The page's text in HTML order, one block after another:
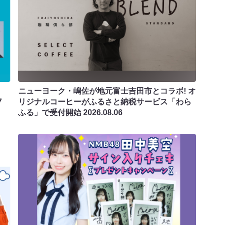
ニューヨーク・嶋佐が地元富士吉田市とコラボ! オ
リジナルコーヒーがふるさと納税サービス「わら
ふる」で受付開始2026.08.06